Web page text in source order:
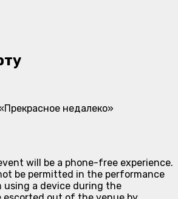
недалеко»
will be a phone-free experience.
be permitted in the performance
using a device during the